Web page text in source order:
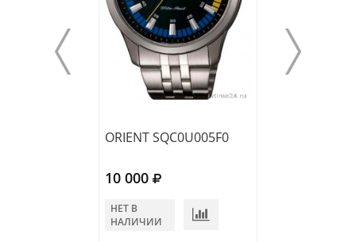
ORIENT SQC0U005F0
10 000
НЕТ В
НАЛИЧИИ